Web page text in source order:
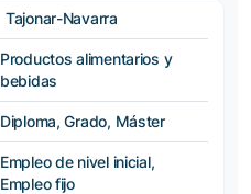
Tajonar-Navarra
Productos alimentarios y
bebidas
Diploma, Grado, Máster
Empleo de nivel inicial,
Empleo fijo